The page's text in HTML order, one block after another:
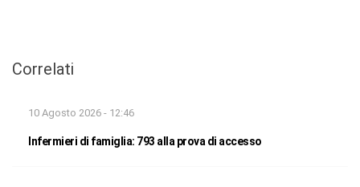
Correlati
10 Agosto 2026 - 12:46
Infermieri di famiglia: 793 alla prova di accesso